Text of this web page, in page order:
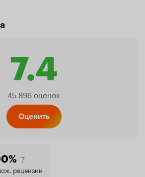
7.4
Рейтинг
45 896 оценок
Оценить
7
рецензии